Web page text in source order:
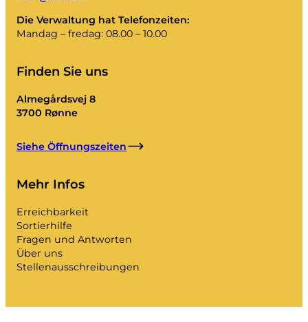
Die Verwaltung hat Telefonzeiten:
Mandag – fredag: 08.00 – 10.00
Finden Sie uns
Almegårdsvej 8
3700 Rønne
Siehe Öffnungszeiten
Mehr Infos
Erreichbarkeit
Sortierhilfe
Fragen und Antworten
Über uns
Stellenausschreibungen